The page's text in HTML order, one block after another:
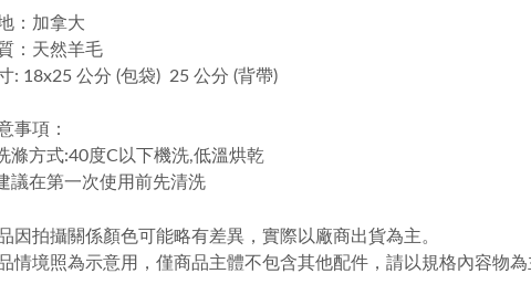
：加拿大
：天然羊毛
: 18x25 公分 (包袋) 25 公分 (背帶)
事項：
滌方式:40度C以下機洗,低溫烘乾
議在第一次使用前先清洗
因拍攝關係顏色可能略有差異，實際以廠商出貨為主。
情境照為示意用，僅商品主體不包含其他配件，請以規格內容物